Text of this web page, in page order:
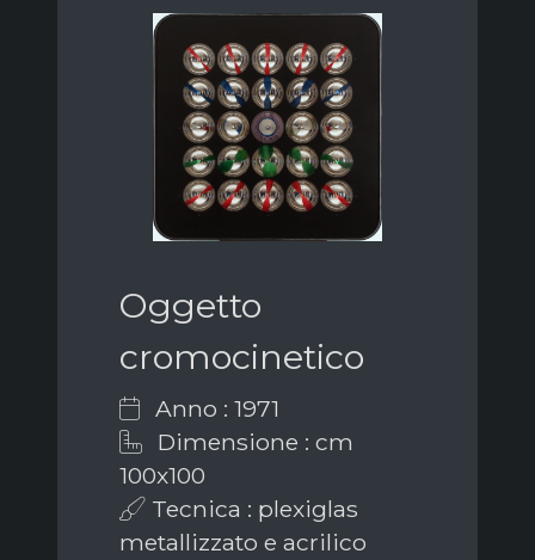
Oggetto
cromocinetico
Anno : 1971
Dimensione : cm
100x100
Tecnica : plexiglas
metallizzato e acrilico